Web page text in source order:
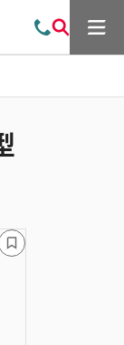
問
わ
索
メ
ブ
ッ